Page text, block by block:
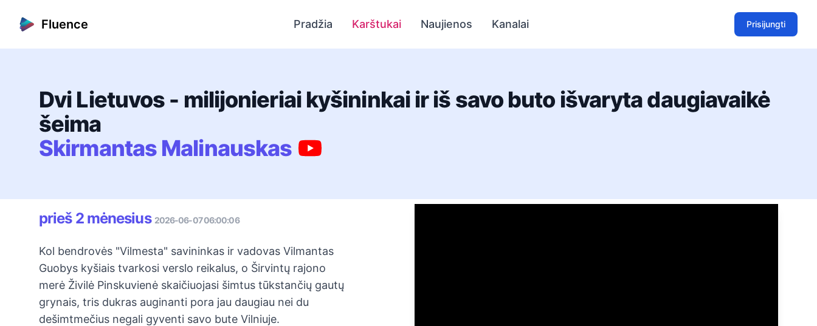
Fluence Prisijungti
Pradžia Karštukai Naujienos Kanalai
Dvi Lietuvos - milijonieriai kyšininkai ir iš savo buto išvaryta daugiavaikė
šeima
Skirmantas Malinauskas
prieš 2 mėnesius 2026-06-07 06:00:06
Kol bendrovės "Vilmesta" savininkas ir vadovas Vilmantas
Guobys kyšiais tvarkosi verslo reikalus, o Širvintų rajono
merė Živilė Pinskuvienė skaičiuojasi šimtus tūkstančių gautų
grynais, tris dukras auginanti pora jau daugiau nei du
dešimtmečius negali gyventi savo bute Vilniuje.